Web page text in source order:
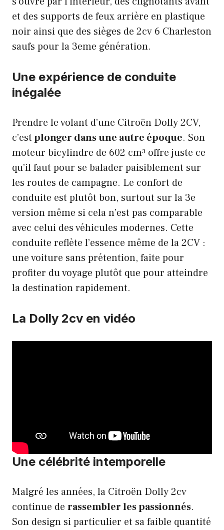
et des supports de feux arrière en plastique
noir ainsi que des sièges de 2cv 6 Charleston
saufs pour la 3eme génération.
Une expérience de conduite
inégalée
Prendre le volant d’une Citroën Dolly 2CV,
c’estplonger dans une autre époque. Son
moteur bicylindre de 602 cm³ offre juste ce
qu’il faut pour se balader paisiblement sur
les routes de campagne. Le confort de
conduite est plutôt bon, surtout sur la 3e
version même si cela n’est pas comparable
avec celui des véhicules modernes. Cette
conduite reflète l’essence même de la 2CV :
une voiture sans prétention, faite pour
profiter du voyage plutôt que pour atteindre
la destination rapidement.
La Dolly 2cv en vidéo
Une célébrité intemporelle
Malgré les années, la Citroën Dolly 2cv
continue de rassembler les passionnés.
Son design si particulier et sa faible quantité